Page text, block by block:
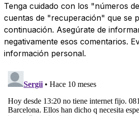
Tenga cuidado con los "números
cuentas de "recuperación" que se
continuación. Asegúrate de
negativamente esos comentarios.
información personal.